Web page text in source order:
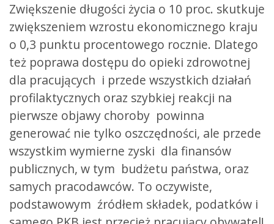
Zwiększenie długości życia o 10 proc. skutkuje
zwiększeniem wzrostu ekonomicznego kraju
o 0,3 punktu procentowego rocznie. Dlatego
też poprawa dostępu do opieki zdrowotnej
dla pracujących i przede wszystkich działań
profilaktycznych oraz szybkiej reakcji na
pierwsze objawy choroby powinna
generować nie tylko oszczędności, ale przede
wszystkim wymierne zyski dla finansów
publicznych, w tym budżetu państwa, oraz
samych pracodawców. To oczywiste,
podstawowym źródłem składek, podatków i